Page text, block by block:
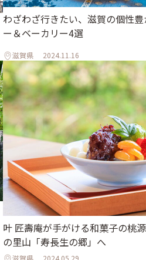
わざわざ行きたい、滋賀の個性
ー＆ベーカリー4選
滋賀県 2024.11.16
叶 匠壽庵が手がける和菓子の桃
の里山「寿長生の郷」へ
滋賀県 2024.05.29